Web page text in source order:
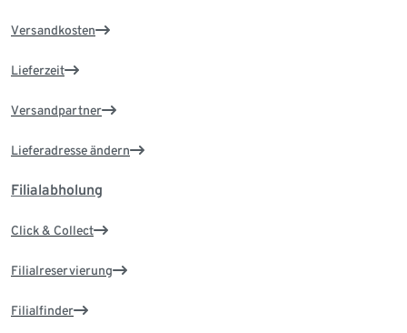
Versandkosten
Lieferzeit
Versandpartner
Lieferadresse ändern
Filialabholung
Click & Collect
Filialreservierung
Filialfinder